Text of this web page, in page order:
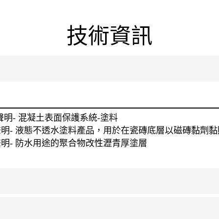
技術資訊
明- 混凝土表面保護系統-塗料
- 液態不透水塗料產品，用於在瓷磚底層以磁磚黏劑
- 防水用途的聚合物改性瀝青厚塗層